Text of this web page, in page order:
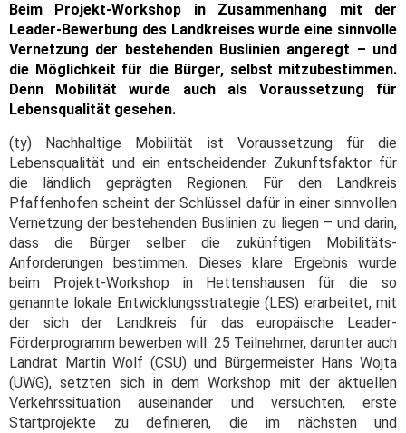
Beim Projekt-Workshop in Zusammenhang mit der
Leader-Bewerbung des Landkreises wurde eine sinnvolle
Vernetzung der bestehenden Buslinien angeregt – und
die Möglichkeit für die Bürger, selbst mitzubestimmen.
Denn Mobilität wurde auch als Voraussetzung für
Lebensqualität gesehen.
(ty) Nachhaltige Mobilität ist Voraussetzung für die
Lebensqualität und ein entscheidender Zukunftsfaktor für
die ländlich geprägten Regionen. Für den Landkreis
Pfaffenhofen scheint der Schlüssel dafür in einer sinnvollen
Vernetzung der bestehenden Buslinien zu liegen – und darin,
dass die Bürger selber die zukünftigen Mobilitäts-
Anforderungen bestimmen. Dieses klare Ergebnis wurde
beim Projekt-Workshop in Hettenshausen für die so
genannte lokale Entwicklungsstrategie (LES) erarbeitet, mit
der sich der Landkreis für das europäische Leader-
Förderprogramm bewerben will. 25 Teilnehmer, darunter auch
Landrat Martin Wolf (CSU) und Bürgermeister Hans Wojta
(UWG), setzten sich in dem Workshop mit der aktuellen
Verkehrssituation auseinander und versuchten, erste
Startprojekte zu definieren, die im nächsten und